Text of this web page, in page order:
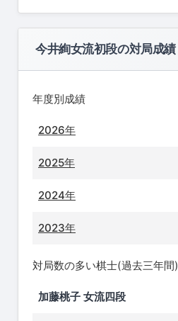
今井絢女流初段の対局成績
年度別成績
2026年
2025年
2024年
2023年
対局数の多い棋士(過去三年間)
加藤桃子 女流四段